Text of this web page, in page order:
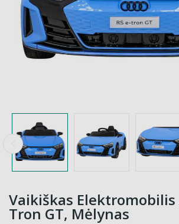
Vaikiškas Elektromobilis
Tron GT, Mėlynas